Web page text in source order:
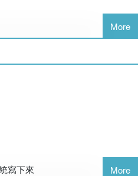
一般人沒有的優勢能力──例
能透過調整環境、巧妙運用策
和諧、減少工作失誤、不致累
是本書要學習的方法。
來沒有請假缺勤。
目和電視廣告的旁白，同時以
事寫作和全日本各地的演講活
了解。著有《發展障礙之下
法》（秀和SYSTEM）。
語言的力量，讓更多人體會到
事情
禮
More
寫下來
More